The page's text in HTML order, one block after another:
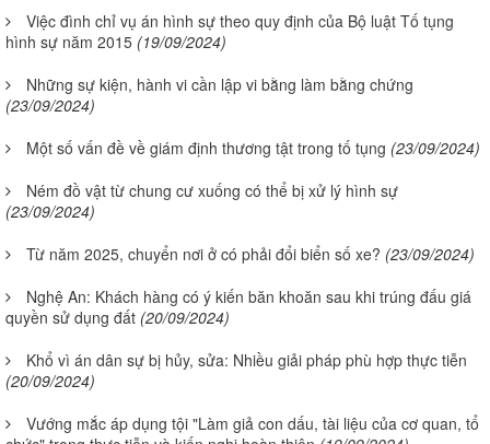
Việc đình chỉ vụ án hình sự theo quy định của Bộ luật Tố tụng
hình sự năm 2015 (19/09/2024)
Những sự kiện, hành vi cần lập vi bằng làm bằng chứng
(23/09/2024)
Một số vấn đề về giám định thương tật trong tố tụng (23/09/2024)
Ném đồ vật từ chung cư xuống có thể bị xử lý hình sự
(23/09/2024)
Từ năm 2025, chuyển nơi ở có phải đổi biển số xe? (23/09/2024)
Nghệ An: Khách hàng có ý kiến băn khoăn sau khi trúng đấu giá
quyền sử dụng đất (20/09/2024)
Khổ vì án dân sự bị hủy, sửa: Nhiều giải pháp phù hợp thực tiễn
(20/09/2024)
Vướng mắc áp dụng tội "Làm giả con dấu, tài liệu của cơ quan, tổ